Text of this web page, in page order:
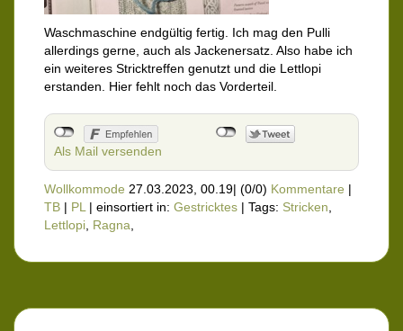
Waschmaschine endgültig fertig. Ich mag den Pulli
allerdings gerne, auch als Jackenersatz. Also habe ich
ein weiteres Stricktreffen genutzt und die Lettlopi
erstanden. Hier fehlt noch das Vorderteil.
Als Mail versenden
Wollkommode 27.03.2023, 00.19| (0/0) Kommentare |
TB | PL| einsortiert in: Gestricktes | Tags: Stricken,
Lettlopi, Ragna,